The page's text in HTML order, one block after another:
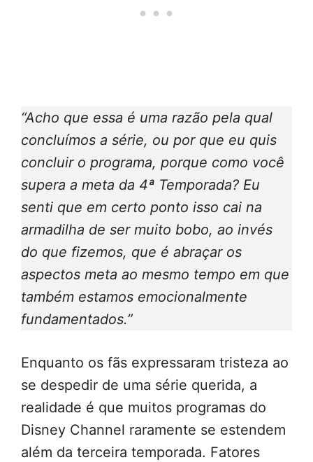
“Acho que essa é uma razão pela qual
concluímos a série, ou por que eu quis
concluir o programa, porque como você
supera a meta da 4ª Temporada? Eu
senti que em certo ponto isso cai na
armadilha de ser muito bobo, ao invés
do que fizemos, que é abraçar os
aspectos meta ao mesmo tempo em que
também estamos emocionalmente
fundamentados.”
Enquanto os fãs expressaram tristeza ao
se despedir de uma série querida, a
realidade é que muitos programas do
Disney Channel raramente se estendem
além da terceira temporada. Fatores